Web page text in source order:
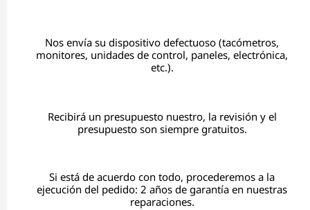
Nos envía su dispositivo defectuoso (tacómetros,
monitores, unidades de control, paneles, electrónica,
etc.).
Recibirá un presupuesto nuestro, la revisión y el
presupuesto son siempre gratuitos.
Si está de acuerdo con todo, procederemos a la
ejecución del pedido: 2 años de garantía en nuestras
reparaciones.